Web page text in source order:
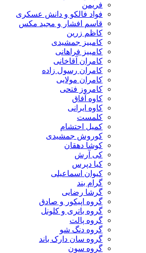
فواد فالکو و دانش عسکری
قاسم افشار و مجید مکس
کاظم زرین
کامبیز جمشیدی
کامبیز فراهانی
کامران آقاخانی
کامران رسول زاده
کامران مولایی
کامروز فتحی
کاوه آفاق
کاوه ایرانی
کلمست
کمیل احتشام
کوروش جمشیدی
کوشا دهقان
کی آرش
کیا دپرس
کیوان اسماعیلی
گرام بند
گرشا رضایی
گروه اپیکور و صادق
گروه باتری و کلونل
گروه پالت
گروه دنگ شو
گروه سان دارک باند
گروه سون